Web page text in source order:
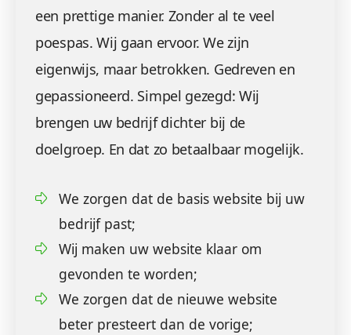
een prettige manier. Zonder al te veel
poespas. Wij gaan ervoor. We zijn
eigenwijs, maar betrokken. Gedreven en
gepassioneerd. Simpel gezegd: Wij
brengen uw bedrijf dichter bij de
doelgroep. En dat zo betaalbaar mogelijk.
We zorgen dat de basis website bij uw
bedrijf past;
Wij maken uw website klaar om
gevonden te worden;
We zorgen dat de nieuwe website
beter presteert dan de vorige;